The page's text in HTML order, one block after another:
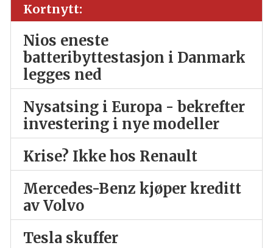
Kortnytt:
Nios eneste
batteribyttestasjon i Danmark
legges ned
Nysatsing i Europa - bekrefter
investering i nye modeller
Krise? Ikke hos Renault
Mercedes-Benz kjøper kreditt
av Volvo
Tesla skuffer